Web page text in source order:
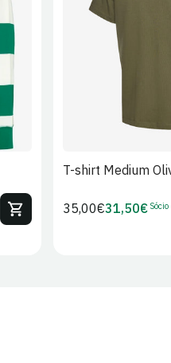
2XL
T-shirt Medium
Preço
35,00€Preço
31,50€ Sócio